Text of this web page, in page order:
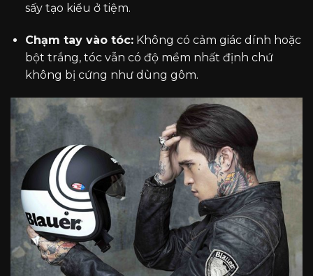
sấy tạo kiểu ở tiệm.
Chạm tay vào tóc:Không có cảm giác dính hoặc
bột trắng, tóc vẫn có độ mềm nhất định chứ
không bị cứng như dùng gôm.